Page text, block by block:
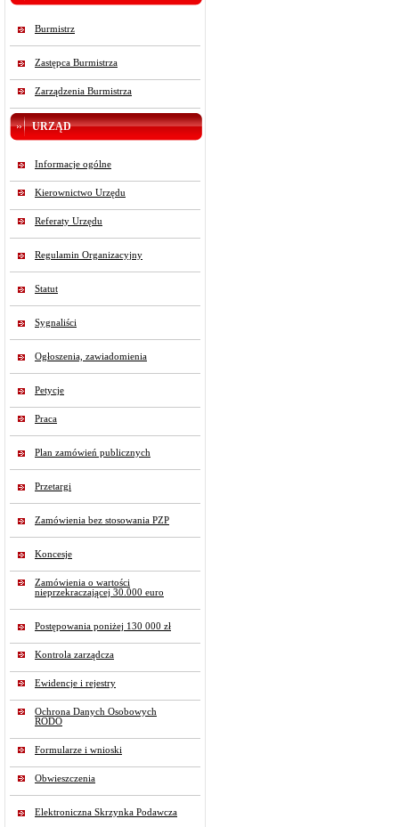
Burmistrz
Zastępca Burmistrza
Zarządzenia Burmistrza
URZĄD
Informacje ogólne
Kierownictwo Urzędu
Referaty Urzędu
Regulamin Organizacyjny
Statut
Sygnaliści
Ogłoszenia, zawiadomienia
Petycje
Praca
Plan zamówień publicznych
Przetargi
Zamówienia bez stosowania PZP
Koncesje
Zamówienia o wartości
nieprzekraczającej 30.000 euro
Postępowania poniżej 130 000 zł
Kontrola zarządcza
Ewidencje i rejestry
Ochrona Danych Osobowych
RODO
Formularze i wnioski
Obwieszczenia
Elektroniczna Skrzynka Podawcza